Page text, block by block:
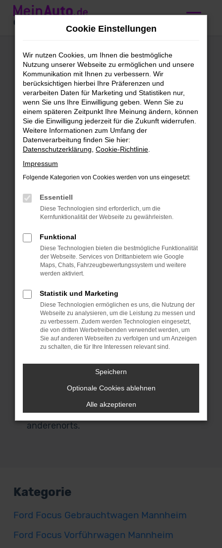
Zum
Hauptinhalt
Ford Focus kaufen
mit Lieferservice
nach Mannheim
Wir bieten günstige Ford Focus
für Mannheim
Schleichst du bereits um einen Ford
Focus herum und möchtest bald mit
diesem Modell in Mannheim unterwegs
denn wir bieten dieses erstklassige
Fahrzeug zu einem sensationellen Preis.
an die Spezialisten für den Ford Focus
und eine Reihe anderer Modelle geraten.
Für uns spricht, dass wir ausschließlich
Fahrzeuge aus erster Hand anbieten
und du durchweg scheckheftgepflegte
Autos erhältst. Wir sprechen dabei von
Fahrzeuge für den einheimischen Markt
und ausdrücklich nicht von EU-
Importen. Auch, wenn du in Mannheim
zuhause bist und nicht zu uns nach
Garching bei München kommen
möchtest, bist du herzlich willkommen.
Unser Lieferdienst macht es möglich
und stellt dir dein Fahrzeug direkt vor
deine Haustür – ob in Mannheim oder
anderenorts.
Kategorie
Ford Focus Gebrauchtwagen Mannheim
Ford Focus Vorführwagen Mannheim
Cookie Einstellungen
Wir nutzen Cookies, um Ihnen die bestmögliche
Nutzung unserer Webseite zu ermöglichen und unsere
Kommunikation mit Ihnen zu verbessern. Wir
berücksichtigen hierbei Ihre Präferenzen und
verarbeiten Daten für Marketing und Statistiken nur,
wenn Sie uns Ihre Einwilligung geben. Wenn Sie zu
einem späteren Zeitpunkt Ihre Meinung ändern, können
Sie die Einwilligung jederzeit für die Zukunft widerrufen.
Weitere Informationen zum Umfang der
Datenverarbeitung finden Sie hier:
Datenschutzerklärung Cookie-Richtlinie
Impressum
Folgende Kategorien von Cookies werden von uns eingesetzt:
Essentiell
Diese Technologien sind erforderlich, um die
Kernfunktionalität der Webseite zu gewährleisten.
Funktional
Diese Technologien bieten die bestmögliche Funktionalität
der Webseite. Services von Drittanbietern wie Google
Maps, Chats, Fahrzeugbewertungssystem und weitere
werden aktiviert.
Statistik und Marketing
Diese Technologien ermöglichen es uns, die Nutzung der
Webseite zu analysieren, um die Leistung zu messen und
zu verbessern. Zudem werden Technologien eingesetzt,
die von dritten Werbetreibenden verwendet werden, um
Sie auf anderen Webseiten zu verfolgen und um Anzeigen
zu schalten, die für Ihre Interessen relevant sind.
Speichern
Optionale Cookies ablehnen
Alle akzeptieren